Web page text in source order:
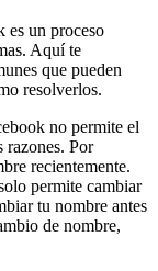
es un proceso
Aquí te
que pueden
resolverlos.
no permite el
razones. Por
recientemente.
permite cambiar
tu nombre antes
de nombre,